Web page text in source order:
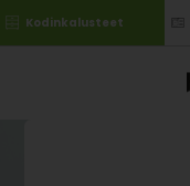
Kodinkalusteet